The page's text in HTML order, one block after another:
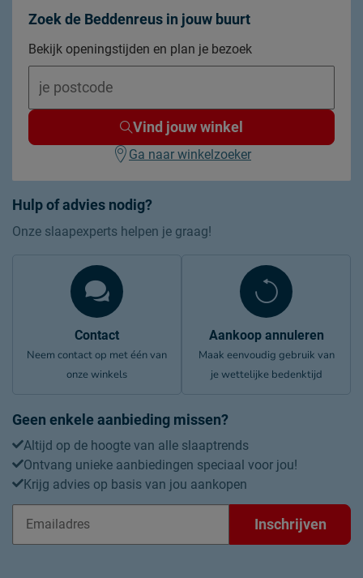
Hulp of advies nodig?
Onze slaapexperts helpen je graag!
Contact
Neem contact op met één van
onze winkels
Aankoop annuleren
Maak eenvoudig gebruik van
je wettelijke bedenktijd
Geen enkele aanbieding missen?
Altijd op de hoogte van alle slaaptrends
Ontvang unieke aanbiedingen speciaal voor jou!
Krijg advies op basis van jou aankopen
Inschrijven
Zoek de Beddenreus in jouw buurt
Bekijk openingstijden en plan je bezoek
Vind jouw winkel
Ga naar winkelzoeker